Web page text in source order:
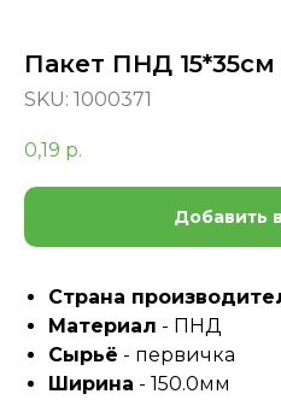
Пакет ПНД
SKU: 1000371
0,19 р.
Добавить
Страна
Материал - ПНД
Сырьё - первичка
Ширина - 150.0мм